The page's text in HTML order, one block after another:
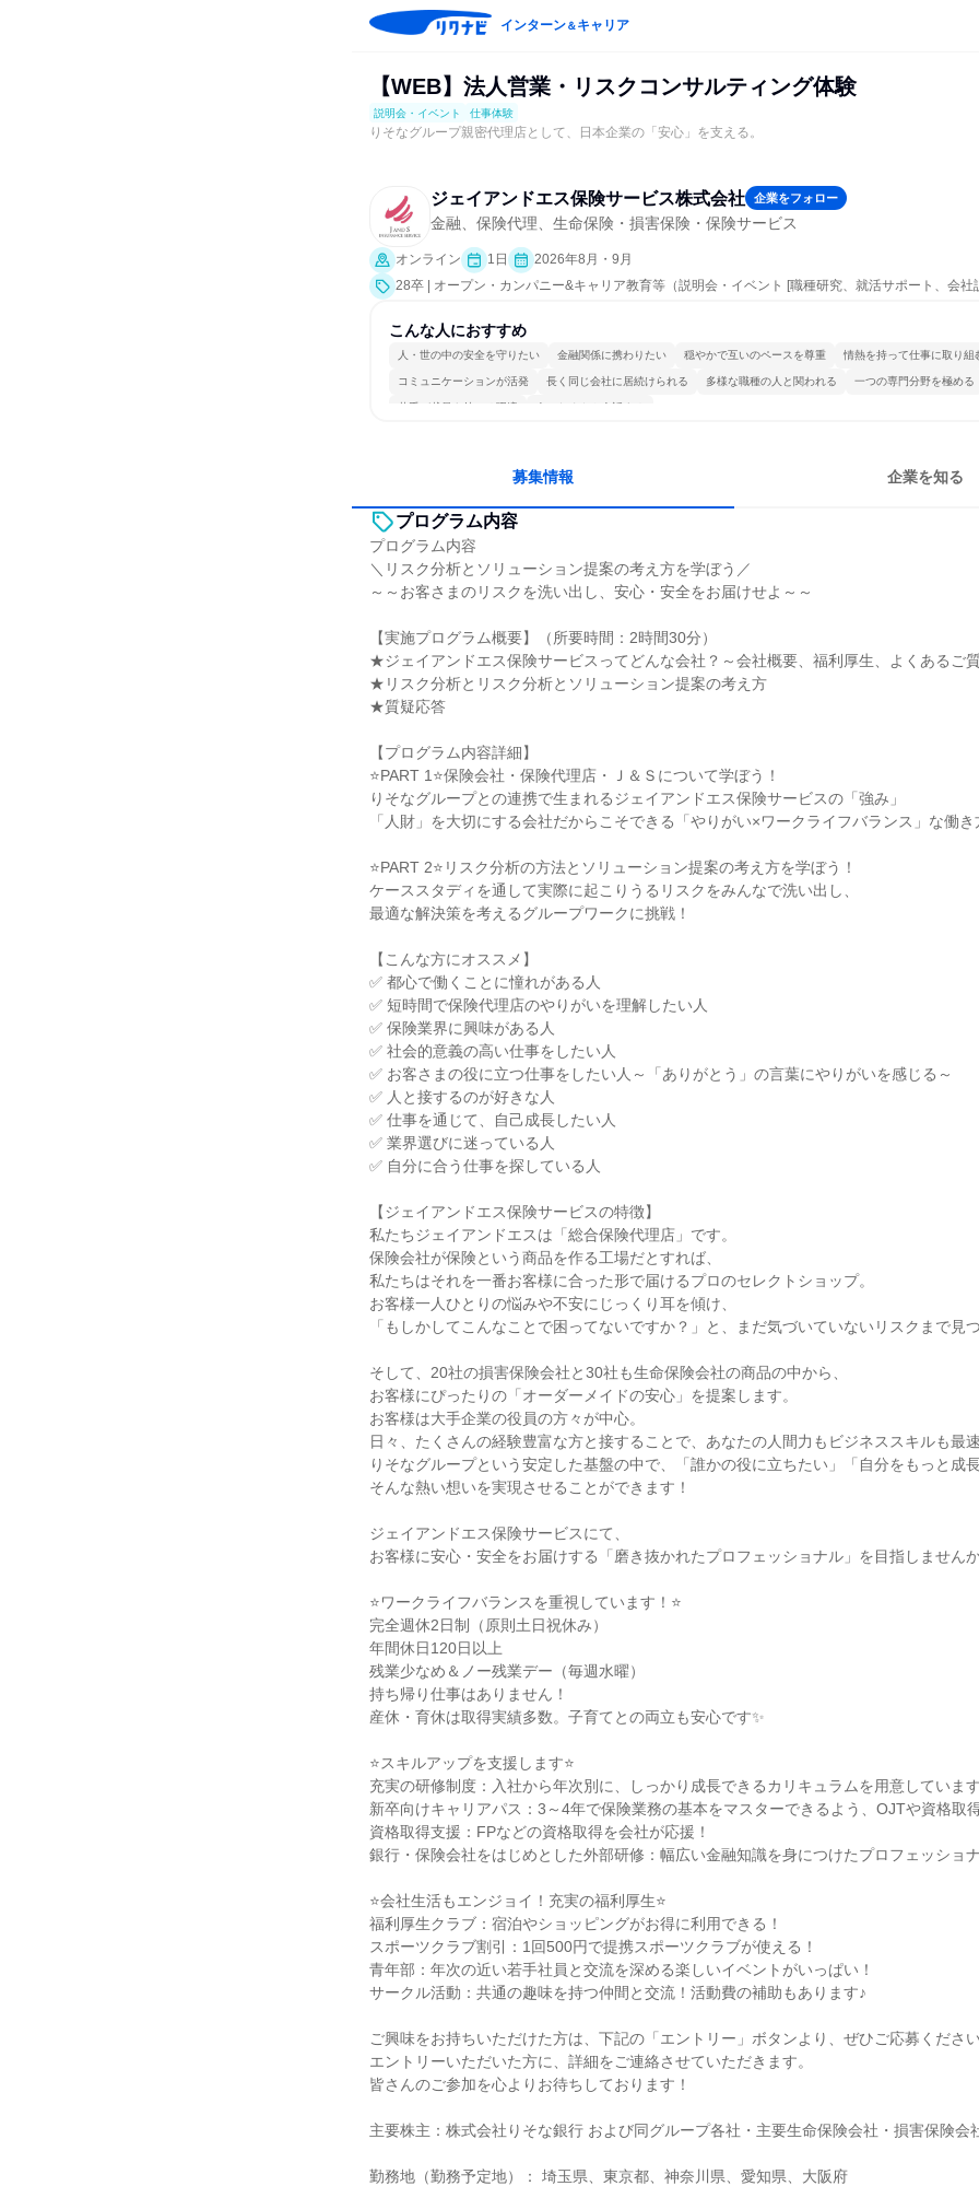
インターン＆キャリア
【WEB】法人営業・リスクコンサルティング体験
説明会・イベント 仕事体験
りそなグループ親密代理店として、日本企業の「安心」を支える。
ジェイアンドエス保険サービス株式会社 企業をフォロー
金融、保険代理、生命保険・損害保険・保険サービス
オンライン 1日
2026年8月・9月
28卒 | オープン・カンパニー&キャリア教育等（説明会・イベント [職種研究、就活サポート、会社
こんな人におすすめ
人・世の中の安全を守りたい 金融関係に携わりたい 穏やかで互いのペースを尊重 情熱を持って仕事に取り組
コミュニケーションが活発 長く同じ会社に居続けられる 多様な職種の人と関われる 一つの専門分野を極める
若手が裁量を持てる環境 人とたくさん会話する
募集情報 企業を知る
プログラム内容
プログラム内容
＼リスク分析とソリューション提案の考え方を学ぼう／
～～お客さまのリスクを洗い出し、安心・安全をお届けせよ～～
【実施プログラム概要】（所要時間：2時間30分）
★ジェイアンドエス保険サービスってどんな会社？～会社概要、福利厚生、よくあるご
★リスク分析とリスク分析とソリューション提案の考え方
★質疑応答
【プログラム内容詳細】
⭐PART 1⭐保険会社・保険代理店・Ｊ＆Ｓについて学ぼう！
りそなグループとの連携で生まれるジェイアンドエス保険サービスの「強み」
「人財」を大切にする会社だからこそできる「やりがい×ワークライフバランス」な働き
⭐PART 2⭐リスク分析の方法とソリューション提案の考え方を学ぼう！
ケーススタディを通して実際に起こりうるリスクをみんなで洗い出し、
最適な解決策を考えるグループワークに挑戦！
【こんな方にオススメ】
✅ 都心で働くことに憧れがある人
✅ 短時間で保険代理店のやりがいを理解したい人
✅ 保険業界に興味がある人
✅ 社会的意義の高い仕事をしたい人
✅ お客さまの役に立つ仕事をしたい人～「ありがとう」の言葉にやりがいを感じる～
✅ 人と接するのが好きな人
✅ 仕事を通じて、自己成長したい人
✅ 業界選びに迷っている人
✅ 自分に合う仕事を探している人
【ジェイアンドエス保険サービスの特徴】
私たちジェイアンドエスは「総合保険代理店」です。
保険会社が保険という商品を作る工場だとすれば、
私たちはそれを一番お客様に合った形で届けるプロのセレクトショップ。
お客様一人ひとりの悩みや不安にじっくり耳を傾け、
「もしかしてこんなことで困ってないですか？」と、まだ気づいていないリスクまで見
そして、20社の損害保険会社と30社も生命保険会社の商品の中から、
お客様にぴったりの「オーダーメイドの安心」を提案します。
お客様は大手企業の役員の方々が中心。
日々、たくさんの経験豊富な方と接することで、あなたの人間力もビジネススキルも最
りそなグループという安定した基盤の中で、「誰かの役に立ちたい」「自分をもっと成
そんな熱い想いを実現させることができます！
ジェイアンドエス保険サービスにて、
お客様に安心・安全をお届けする「磨き抜かれたプロフェッショナル」を目指しません
⭐ワークライフバランスを重視しています！⭐
完全週休2日制（原則土日祝休み）
年間休日120日以上
残業少なめ＆ノー残業デー（毎週水曜）
持ち帰り仕事はありません！
産休・育休は取得実績多数。子育てとの両立も安心です✨
⭐スキルアップを支援します⭐
充実の研修制度：入社から年次別に、しっかり成長できるカリキュラムを用意していま
新卒向けキャリアパス：3～4年で保険業務の基本をマスターできるよう、OJTや資格取
資格取得支援：FPなどの資格取得を会社が応援！
銀行・保険会社をはじめとした外部研修：幅広い金融知識を身につけたプロフェッショ
⭐会社生活もエンジョイ！充実の福利厚生⭐
福利厚生クラブ：宿泊やショッピングがお得に利用できる！
スポーツクラブ割引：1回500円で提携スポーツクラブが使える！
青年部：年次の近い若手社員と交流を深める楽しいイベントがいっぱい！
サークル活動：共通の趣味を持つ仲間と交流！活動費の補助もあります♪
ご興味をお持ちいただけた方は、下記の「エントリー」ボタンより、ぜひご応募くださ
エントリーいただいた方に、詳細をご連絡させていただきます。
皆さんのご参加を心よりお待ちしております！
主要株主：株式会社りそな銀行 および同グループ各社・主要生命保険会社・損害保険会
勤務地（勤務予定地）： 埼玉県、東京都、神奈川県、愛知県、大阪府